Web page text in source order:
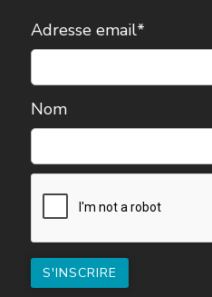
Adresse email*
Nom